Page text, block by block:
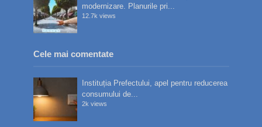
modernizare. Planurile pri...
12.7k views
Cele mai comentate
Instituția Prefectului, apel pentru reducerea
consumului de...
2k views